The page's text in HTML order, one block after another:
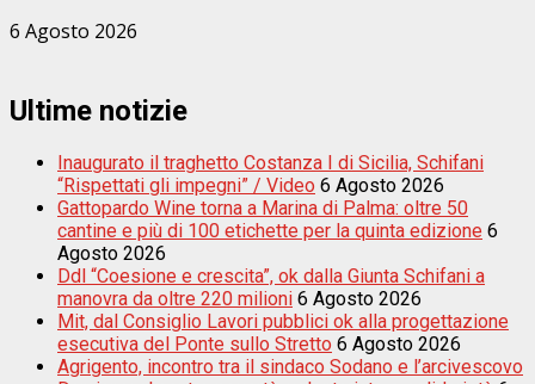
6 Agosto 2026
Ultime notizie
Inaugurato il traghetto Costanza I di Sicilia, Schifani
“Rispettati gli impegni” / Video 6 Agosto 2026
Gattopardo Wine torna a Marina di Palma: oltre 50
cantine e più di 100 etichette per la quinta edizione 6
Agosto 2026
Ddl “Coesione e crescita”, ok dalla Giunta Schifani a
manovra da oltre 220 milioni 6 Agosto 2026
Mit, dal Consiglio Lavori pubblici ok alla progettazione
esecutiva del Ponte sullo Stretto 6 Agosto 2026
Agrigento, incontro tra il sindaco Sodano e l’arcivescovo